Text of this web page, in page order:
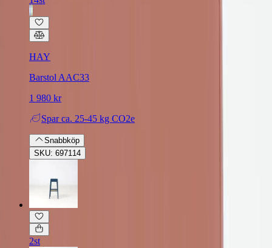
HAY
Barstol AAC33
1 980 kr
Spar ca. 25-45 kg CO2e
Snabbköp
SKU: 697114
2st